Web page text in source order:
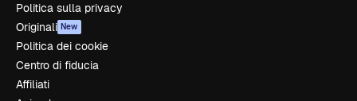
Politica sulla privacy
Originali New
Politica dei cookie
Centro di fiducia
Affiliati